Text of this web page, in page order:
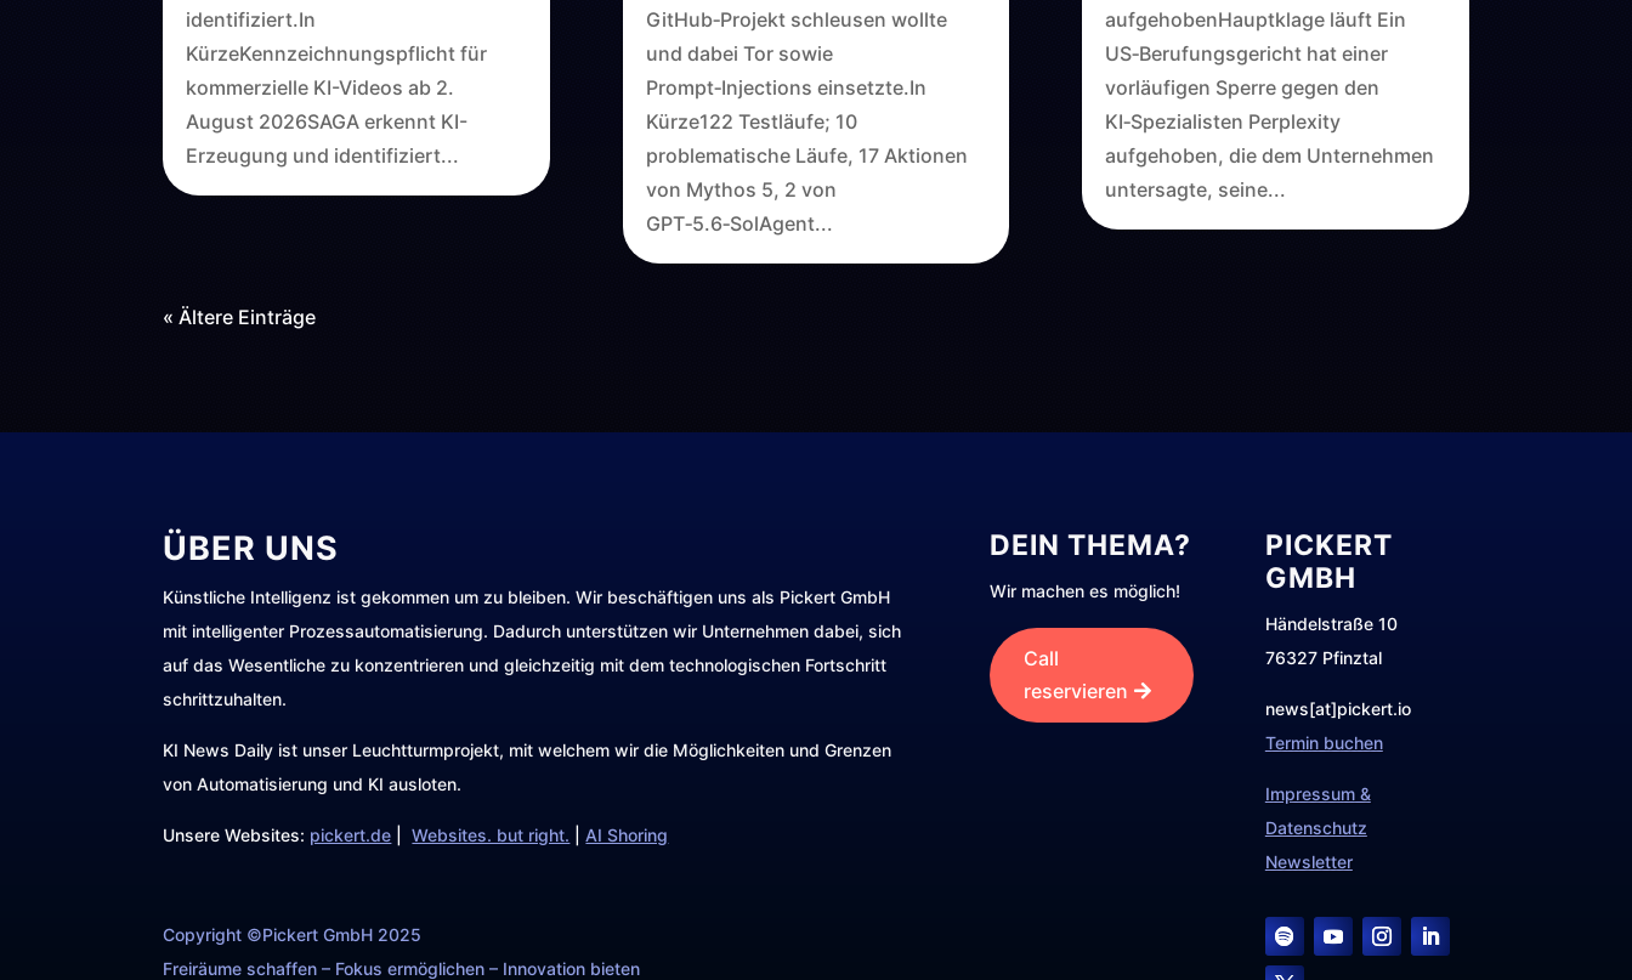
identifiziert.In
KürzeKennzeichnungspflicht für
kommerzielle KI-Videos ab 2.
August 2026SAGA erkennt KI-
Erzeugung und identifiziert...
GitHub‑Projekt schleusen wollte
und dabei Tor sowie
Prompt‑Injections einsetzte.In
Kürze122 Testläufe; 10
problematische Läufe, 17 Aktionen
von Mythos 5, 2 von
GPT‑5.6‑SolAgent...
aufgehobenHauptklage läuft Ein
US‑Berufungsgericht hat einer
vorläufigen Sperre gegen den
KI‑Spezialisten Perplexity
aufgehoben, die dem Unternehmen
untersagte, seine...
« Ältere Einträge
ÜBER UNS
Künstliche Intelligenz ist gekommen um zu bleiben. Wir beschäftigen uns als Pickert GmbH
mit intelligenter Prozessautomatisierung. Dadurch unterstützen wir Unternehmen dabei, sich
auf das Wesentliche zu konzentrieren und gleichzeitig mit dem technologischen Fortschritt
schrittzuhalten.
KI News Daily ist unser Leuchtturmprojekt, mit welchem wir die Möglichkeiten und Grenzen
von Automatisierung und KI ausloten.
Unsere Websites: pickert.de |Websites. but right. |AI Shoring
DEIN THEMA?
Wir machen es möglich!
Call
reservieren
PICKERT
GMBH
Händelstraße 10
76327 Pfinztal
news[at]pickert.io
Termin buchen
Impressum &
Datenschutz
Newsletter
Copyright ©Pickert GmbH 2025
Freiräume schaffen – Fokus ermöglichen – Innovation bieten